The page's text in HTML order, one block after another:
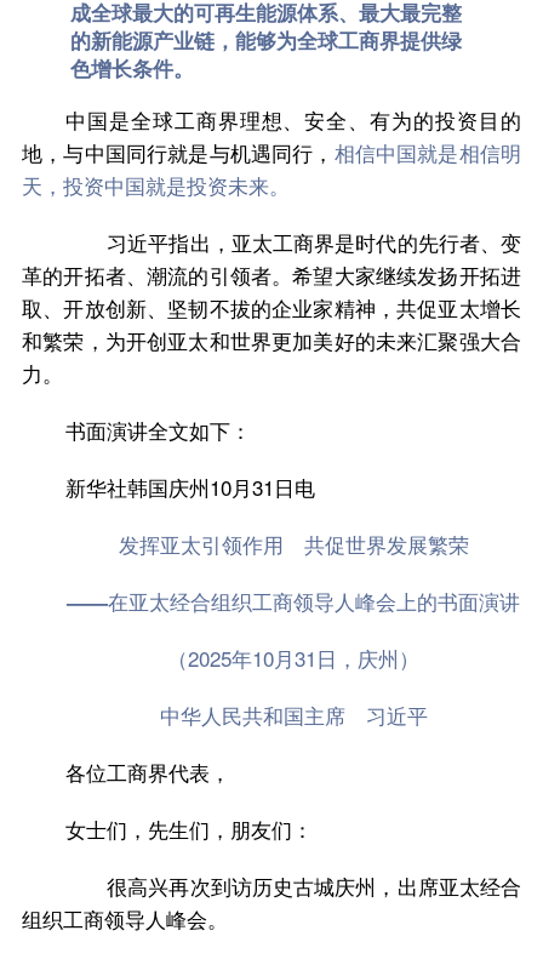
成全球最大的可再生能源体系、最大最完整
的新能源产业链，能够为全球工商界提供绿
色增长条件。
中国是全球工商界理想、安全、有为的投资目的
地，与中国同行就是与机遇同行， 相信中国就是相信明
天，投资中国就是投资未来。
习近平指出，亚太工商界是时代的先行者、变
革的开拓者、潮流的引领者。希望大家继续发扬开拓进
取、开放创新、坚韧不拔的企业家精神，共促亚太增长
和繁荣，为开创亚太和世界更加美好的未来汇聚强大合
力。
书面演讲全文如下：
新华社韩国庆州10月31日电
发挥亚太引领作用 共促世界发展繁荣
——在亚太经合组织工商领导人峰会上的书面演讲
（2025年10月31日，庆州）
中华人民共和国主席 习近平
各位工商界代表，
女士们，先生们，朋友们：
很高兴再次到访历史古城庆州，出席亚太经合
组织工商领导人峰会。